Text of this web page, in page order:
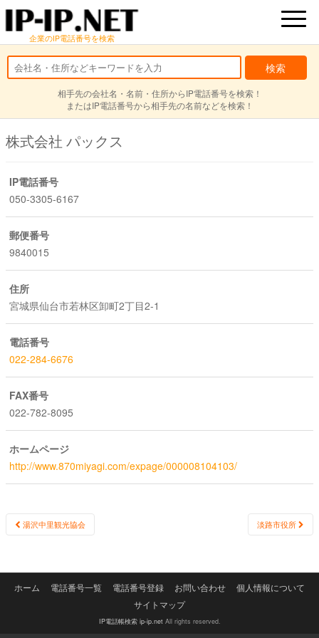
企業のIP電話番号を検索
相手先の会社名・名前・住所からIP電話番号を検索！
またはIP電話番号から相手先の名前などを検索！
株式会社 パックス
IP電話番号
050-3305-6167
郵便番号
9840015
住所
宮城県仙台市若林区卸町2丁目2-1
電話番号
022-284-6676
FAX番号
022-782-8095
ホームページ
http://www.870miyagi.com/expage/000008104103/
Post
湯沢中里観光協会 淡路市役所
ホーム 電話番号一覧 電話番号登録 お問い合わせ
個人情報について
サイトマップ
IP電話帳検索 ip-ip.netAll rights reserved.